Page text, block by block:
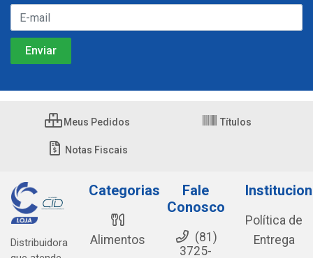
Meus Pedidos Títulos
Notas Fiscais
Distribuidora
Categorias
Alimentos
Fale
Conosco
(81)
3725-
Política de
Entrega